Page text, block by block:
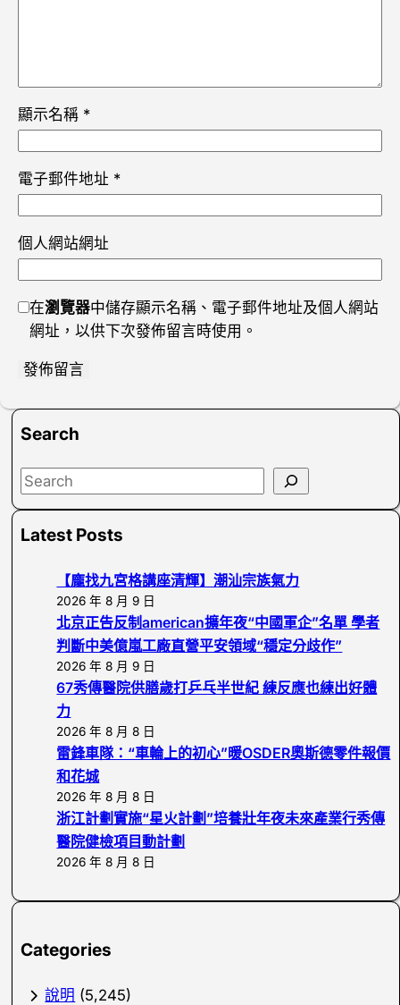
顯示名稱 *
電子郵件地址 *
個人網站網址
在瀏覽器中儲存顯示名稱、電子郵件地址及個人網站
網址，以供下次發佈留言時使用。
Search
S
aLatest Posts
【龐找九宮格講座清輝】潮汕宗族氣力
2026 年 8 月 9 日
北京正告反制american擴年夜“中國軍企”名單 學者
判斷中美億嵐工廠直營平安領域“穩定分歧作”
2026 年 8 月 9 日
67秀傳醫院供膳歲打乒乓半世紀 練反應也練出好體
力
2026 年 8 月 8 日
雷鋒車隊：“車輪上的初心”暖OSDER奧斯德零件報價
和花城
2026 年 8 月 8 日
浙江計劃實施“星火計劃”培養壯年夜未來產業行秀傳
醫院健檢項目動計劃
2026 年 8 月 8 日
Categories
說明 (5,245)